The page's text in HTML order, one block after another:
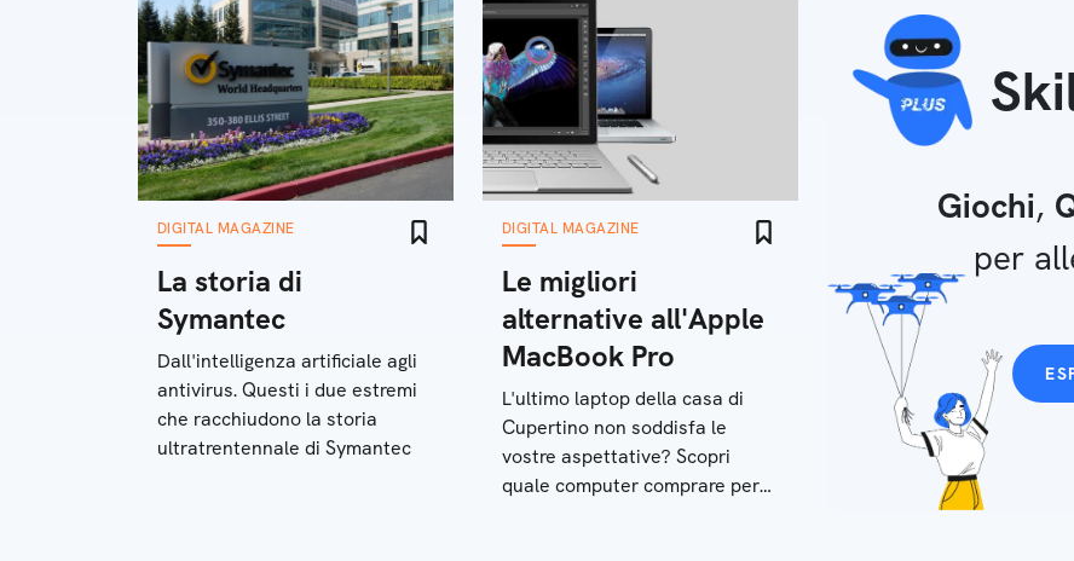
DIGITAL MAGAZINE
La storia di
Symantec
Dall'intelligenza artificiale agli
antivirus. Questi i due estremi
che racchiudono la storia
ultratrentennale di Symantec
DIGITAL MAGAZINE
Le migliori
alternative all'Apple
MacBook Pro
L'ultimo laptop della casa di
Cupertino non soddisfa le
vostre aspettative? Scopri
quale computer comprare per
Giochi,
per